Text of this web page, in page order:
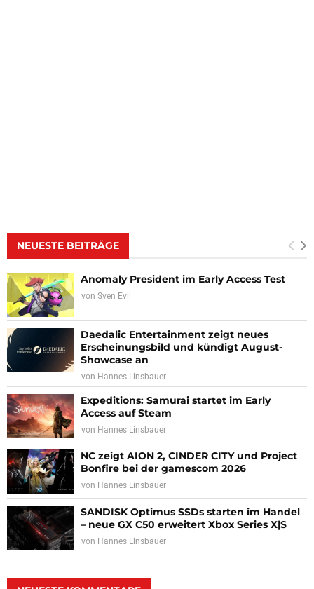
NEUESTE BEITRÄGE
Anomaly President im Early Access Test
von Sven Evil
Daedalic Entertainment zeigt neues
Erscheinungsbild und kündigt August-
Showcase an
von Hannes Linsbauer
Expeditions: Samurai startet im Early
Access auf Steam
von Hannes Linsbauer
NC zeigt AION 2, CINDER CITY und Project
Bonfire bei der gamescom 2026
von Hannes Linsbauer
SANDISK Optimus SSDs starten im Handel
– neue GX C50 erweitert Xbox Series X|S
von Hannes Linsbauer